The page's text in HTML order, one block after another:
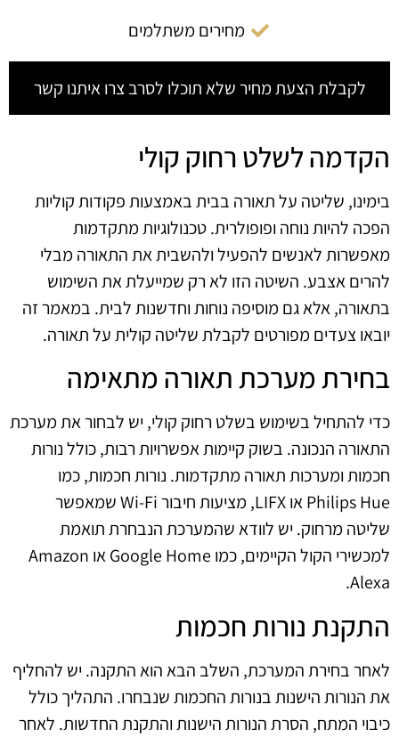
מחירים משתלמים
לקבלת הצעת מחיר שלא תוכלו לסרב צרו איתנו קשר
הקדמה לשלט רחוק קולי
בימינו, שליטה על תאורה בבית באמצעות פקודות קוליות
הפכה להיות נוחה ופופולרית. טכנולוגיות מתקדמות
מאפשרות לאנשים להפעיל ולהשבית את התאורה מבלי
להרים אצבע. השיטה הזו לא רק שמייעלת את השימוש
בתאורה, אלא גם מוסיפה נוחות וחדשנות לבית. במאמר זה
יובאו צעדים מפורטים לקבלת שליטה קולית על תאורה.
בחירת מערכת תאורה מתאימה
כדי להתחיל בשימוש בשלט רחוק קולי, יש לבחור את מערכת
התאורה הנכונה. בשוק קיימות אפשרויות רבות, כולל נורות
חכמות ומערכות תאורה מתקדמות. נורות חכמות, כמו
Philips Hue או LIFX, מציעות חיבור Wi-Fi שמאפשר
שליטה מרחוק. יש לוודא שהמערכת הנבחרת תואמת
למכשירי הקול הקיימים, כמו Google Home או Amazon
Alexa.
התקנת נורות חכמות
לאחר בחירת המערכת, השלב הבא הוא התקנה. יש להחליף
את הנורות הישנות בנורות החכמות שנבחרו. התהליך כולל
כיבוי המתח, הסרת הנורות הישנות והתקנת החדשות. לאחר